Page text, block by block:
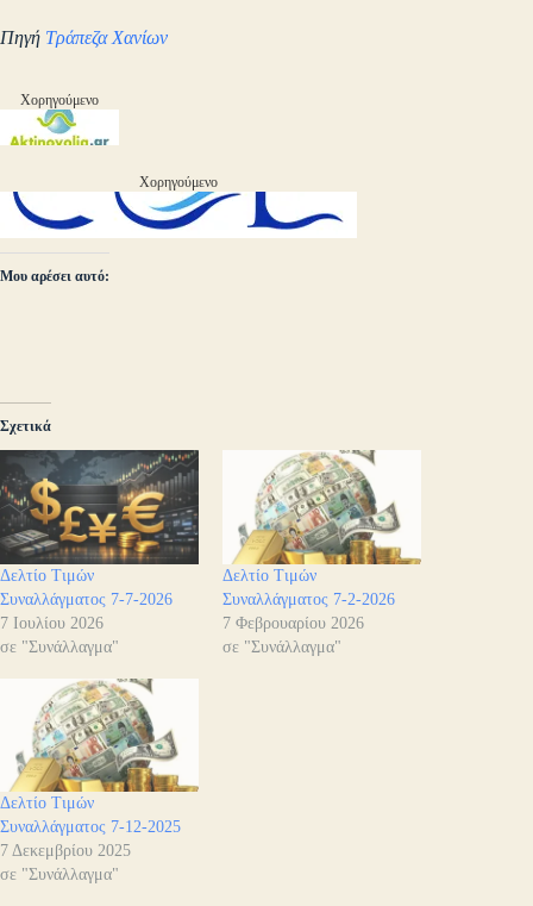
Πηγή Τράπεζα Χανίων
Χορηγούμενο
Χορηγούμενο
Μου αρέσει αυτό:
Σχετικά
Δελτίο Τιμών
Συναλλάγματος 7-7-2026
7 Ιουλίου 2026
σε "Συνάλλαγμα"
Δελτίο Τιμών
Συναλλάγματος 7-2-2026
7 Φεβρουαρίου 2026
σε "Συνάλλαγμα"
Δελτίο Τιμών
Συναλλάγματος 7-12-2025
7 Δεκεμβρίου 2025
σε "Συνάλλαγμα"